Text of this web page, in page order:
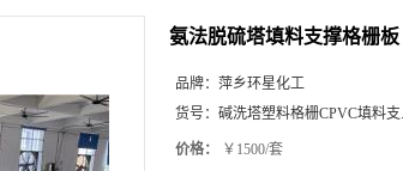
氨法脱硫塔填料支撑格栅
品牌： 萍乡环星化工
货号： 碱洗塔塑料格栅CPVC填料支
价格： ￥1500/套